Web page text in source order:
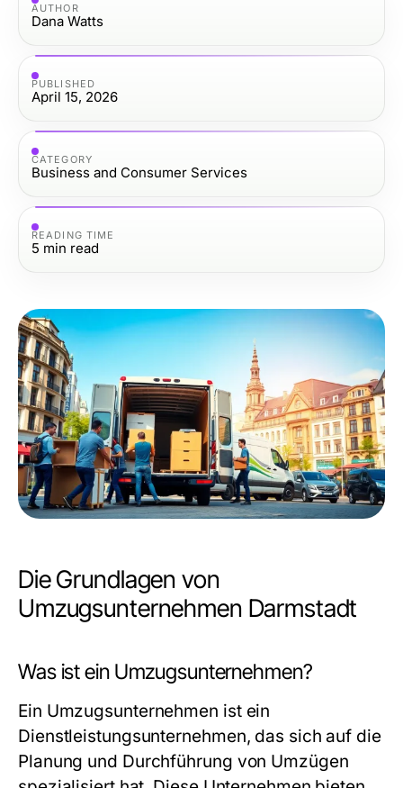
AUTHOR
Dana Watts
PUBLISHED
April 15, 2026
CATEGORY
Business and Consumer Services
READING TIME
5 min read
Die Grundlagen von
Umzugsunternehmen Darmstadt
Was ist ein Umzugsunternehmen?
Ein Umzugsunternehmen ist ein
Dienstleistungsunternehmen, das sich auf die
Planung und Durchführung von Umzügen